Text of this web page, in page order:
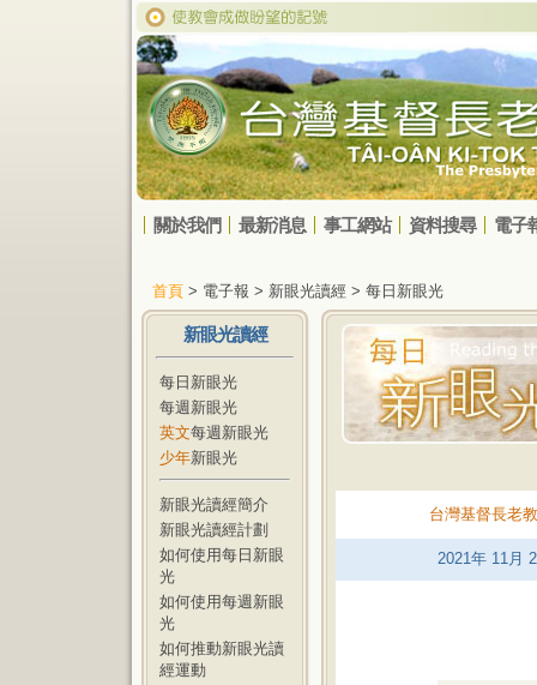
關於我們 最新消息 事工網站 資料搜尋 電子
首頁 > 電子報 > 新眼光讀經 > 每日新眼光
新眼光讀經
每日新眼光
每週新眼光
英文每週新眼光
少年新眼光
新眼光讀經簡介
新眼光讀經計劃
如何使用每日新眼
光
如何使用每週新眼
光
如何推動新眼光讀
經運動
台灣基督長老
2021年 11月